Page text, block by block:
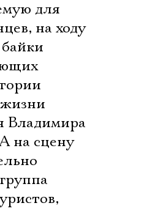
для
на ходу
жизни
Владимира
на сцену